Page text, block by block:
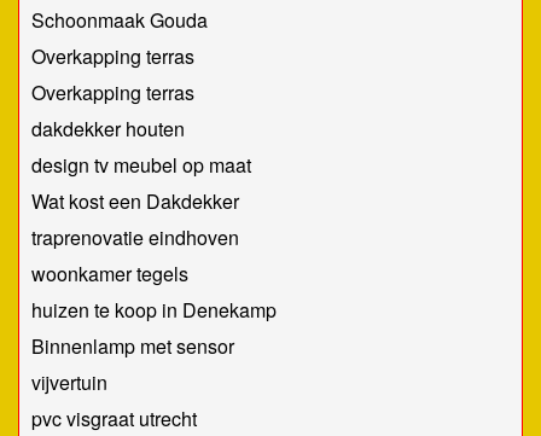
Schoonmaak Gouda
Overkapping terras
Overkapping terras
dakdekker houten
design tv meubel op maat
Wat kost een Dakdekker
traprenovatie eindhoven
woonkamer tegels
huizen te koop in Denekamp
Binnenlamp met sensor
vijvertuin
pvc visgraat utrecht